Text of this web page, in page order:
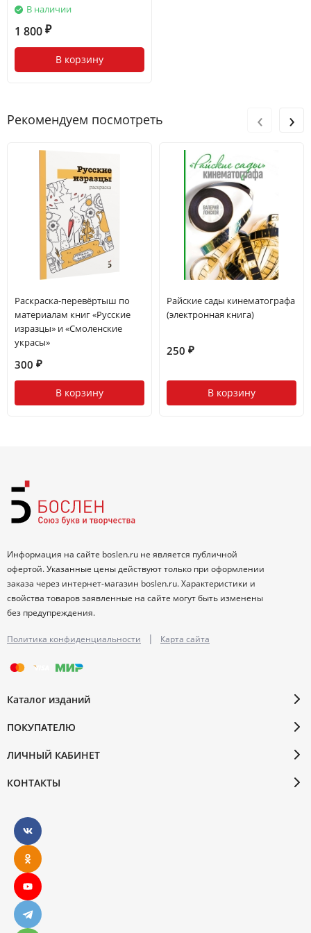
В наличии
1 800 ₽
В корзину
Рекомендуем посмотреть
Раскраска-перевёртыш по
материалам книг «Русские
изразцы» и «Смоленские
украсы»
300 ₽
В корзину
Райские сады кинематографа
(электронная книга)
250 ₽
В корзину
‹ ›
Информация на сайте boslen.ru не является публичной
офертой. Указанные цены действуют только при оформлении
заказа через интернет-магазин boslen.ru. Характеристики и
свойства товаров заявленные на сайте могут быть изменены
без предупреждения.
Политика конфиденциальности | Карта сайта
Каталог изданий
ПОКУПАТЕЛЮ
ЛИЧНЫЙ КАБИНЕТ
КОНТАКТЫ